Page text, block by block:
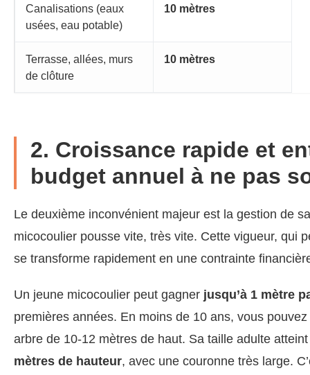
Canalisations (eaux
usées, eau potable)
10 mètres
Terrasse, allées, murs
de clôture
10 mètres
2. Croissance rapide et
budget annuel à ne pas
Le deuxième inconvénient majeur est la gestion de
micocoulier pousse vite, très vite. Cette vigueur, qui
se transforme rapidement en une contrainte
Un jeune micocoulier peut gagner jusqu’à 1 mètre
premières années. En moins de 10 ans, vous
arbre de 10-12 mètres de haut. Sa taille adulte
mètres de hauteur, avec une couronne très large.